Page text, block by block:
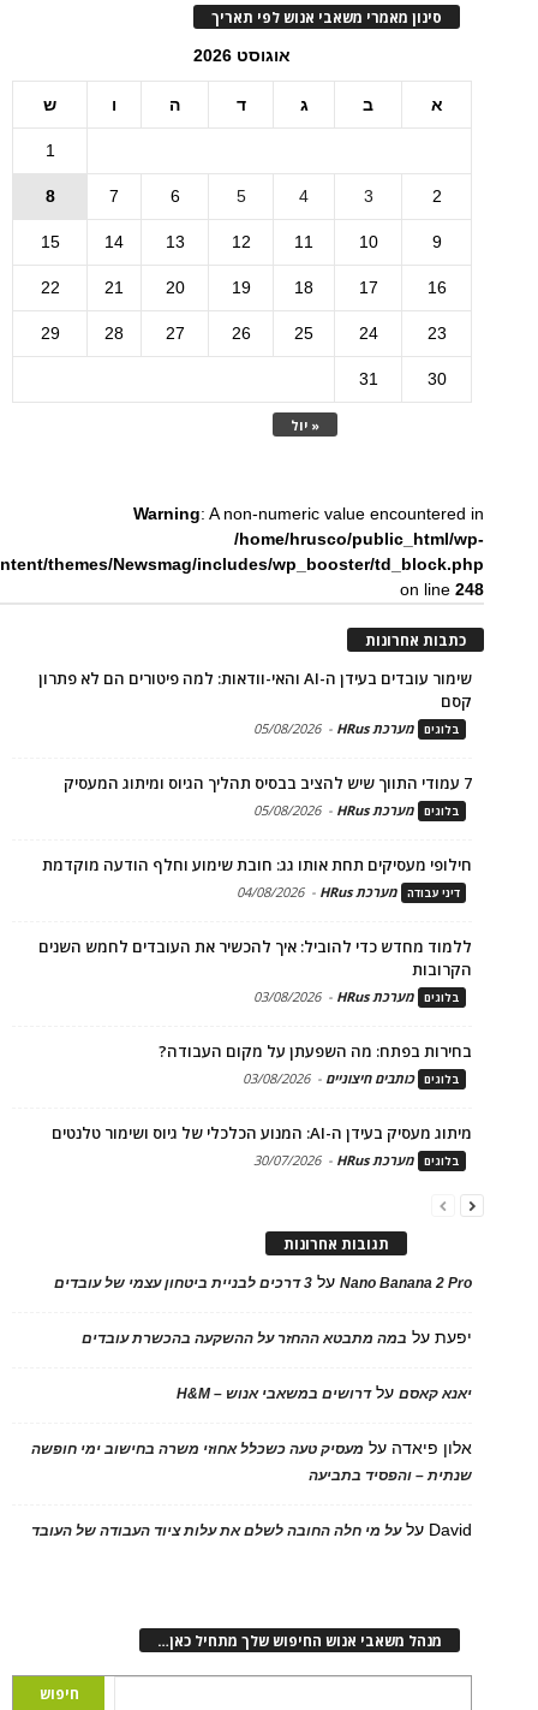
סינון מאמרי משאבי אנוש לפי תאריך
אוגוסט 2026
א ב ג ד ה ו ש
« יול
1
2
3
4
5
6
7
8
9
10
11
12
13
14
15
16
17
18
19
20
21
22
23
24
25
26
27
28
29
30
31
Warning: A non-numeric value encountered in
/home/hrusco/public_html/wp-
themes/Newsmag/includes/wp_booster/td_block.php
on line248
כתבות אחרונות
שימור עובדים בעידן ה-AI והאי-וודאות: למה פיטורים הם לא פתרון
קסם
בלוגים מערכת HRus -
05/08/2026
7 עמודי התווך שיש להציב בבסיס תהליך הגיוס ומיתוג המעסיק
בלוגים מערכת HRus -
05/08/2026
חילופי מעסיקים תחת אותו גג: חובת שימוע וחלף הודעה מוקדמת
דיני עבודה מערכת HRus -
04/08/2026
ללמוד מחדש כדי להוביל: איך להכשיר את העובדים לחמש השנים
הקרובות
בלוגים מערכת HRus -
03/08/2026
בחירות בפתח: מה השפעתן על מקום העבודה?
בלוגים כותבים חיצוניים -
03/08/2026
מיתוג מעסיק בעידן ה-AI: המנוע הכלכלי של גיוס ושימור טלנטים
בלוגים מערכת HRus -
30/07/2026
תגובות אחרונות
Nano Banana 2 Proעל 3 דרכים לבניית ביטחון עצמי של עובדים
יפעתעל במה מתבטא ההחזר על ההשקעה בהכשרת עובדים
יאנא קאסםעלדרושים במשאבי אנוש – H&M
אלון פיאדה על מעסיק טעה כשכלל אחוזי משרה בחישוב ימי חופשה
שנתית – והפסיד בתביעה
David עלעל מי חלה החובה לשלם את עלות ציוד העבודה של העובד
מנהל משאבי אנוש החיפוש שלך מתחיל כאן…